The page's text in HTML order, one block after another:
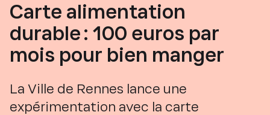
Carte alimentation
durable : 100 euros par
mois pour bien manger
La Ville de Rennes lance une
expérimentation avec la carte